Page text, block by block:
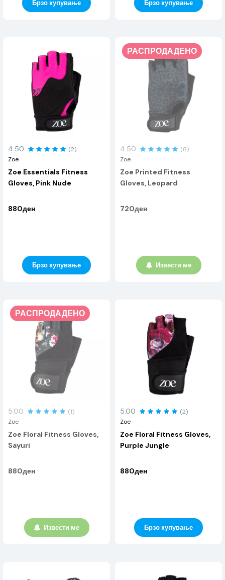
Брзо купување Брзо купување
4.50
(2)
Zoe
Zoe Essentials Fitness
Gloves, Pink Nude
880ден
Брзо купување
РАСПРОДАДЕНО
4.50
(8)
Zoe
Zoe Printed Fitness
Gloves, Leopard
720ден
Извести ме
РАСПРОДАДЕНО
5.00
(1)
Zoe
Zoe Floral Fitness Gloves,
Sayuri
880ден
Извести ме
5.00
(2)
Zoe
Zoe Floral Fitness Gloves,
Purple Jungle
880ден
Брзо купување